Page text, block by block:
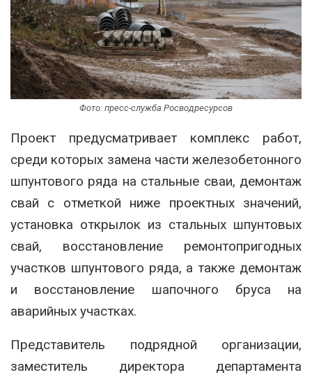
Фото: пресс-служба Росводресурсов
Проект предусматривает комплекс работ,
среди которых замена части железобетонного
шпунтового ряда на стальные сваи, демонтаж
свай с отметкой ниже проектных значений,
установка открылок из стальных шпунтовых
свай, восстановление ремонтопригодных
участков шпунтового ряда, а также демонтаж
и восстановление шапочного бруса на
аварийных участках.
Представитель подрядной организации,
заместитель директора департамента